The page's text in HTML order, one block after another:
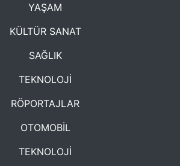
YAŞAM
KÜLTÜR SANAT
SAĞLIK
TEKNOLOJİ
RÖPORTAJLAR
OTOMOBİL
TEKNOLOJİ